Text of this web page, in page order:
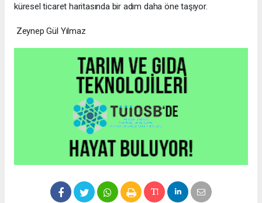
küresel ticaret haritasında bir adım daha öne taşıyor.
Zeynep Gül Yılmaz